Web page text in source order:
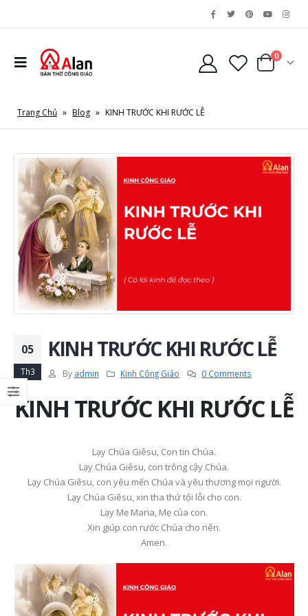
0
Trang Chủ » Blog » KINH TRƯỚC KHI RƯỚC LỄ
05
Th3
KINH TRƯỚC KHI RƯỚC LỄ
By admin Kinh Công Giáo 0 Comments
KINH TRƯỚC KHI RƯỚC LỄ
Lạy Chúa Giêsu, Con tin Chúa.
Lạy Chúa Giêsu, con trông cậy Chúa.
Lạy Chúa Giêsu, con yêu mến Chúa và yêu thương mọi người.
Lạy Chúa Giêsu, xin tha thứ tội lỗi cho con.
Lạy Mẹ Maria, Mẹ của con.
Xin giúp con rước Chúa cho nên.
Amen.